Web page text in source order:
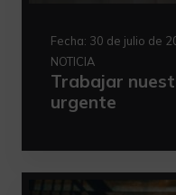
Fecha: 30 de julio de
NOTICIA
Trabajar
urgente